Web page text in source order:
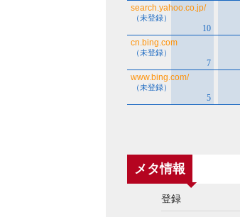
メタ情報
登録